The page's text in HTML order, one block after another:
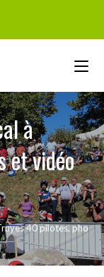
à
et vidéo
40 pilotes,